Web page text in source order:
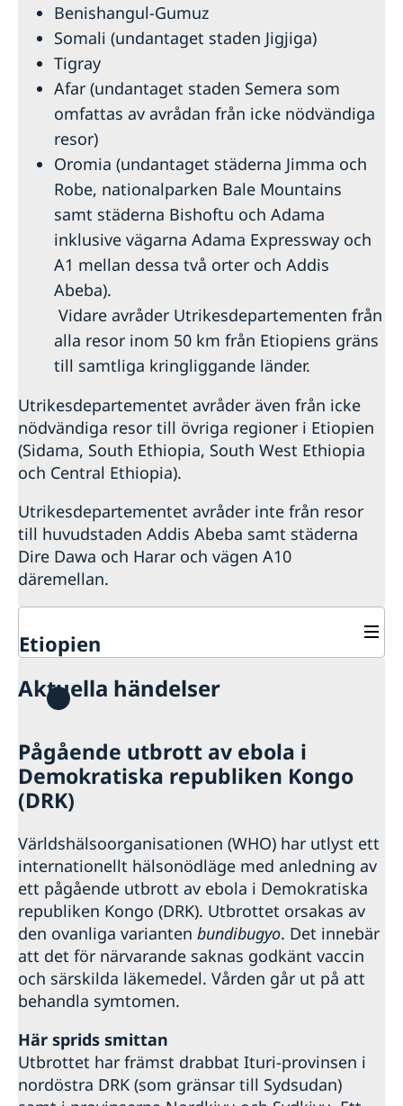
Benishangul-Gumuz
Somali (undantaget staden Jigjiga)
Tigray
Afar (undantaget staden Semera som
omfattas av avrådan från icke nödvändiga
resor)
Oromia (undantaget städerna Jimma och
Robe, nationalparken Bale Mountains
samt städerna Bishoftu och Adama
inklusive vägarna Adama Expressway och
A1 mellan dessa två orter och Addis
Abeba).
Vidare avråder Utrikesdepartementen från
alla resor inom 50 km från Etiopiens gräns
till samtliga kringliggande länder.
Utrikesdepartementet avråder även från icke
nödvändiga resor till övriga regioner i Etiopien
(Sidama, South Ethiopia, South West Ethiopia
och Central Ethiopia).
Utrikesdepartementet avråder inte från resor
till huvudstaden Addis Abeba samt städerna
Dire Dawa och Harar och vägen A10
däremellan.
Etiopien
Hjälp till svenskar i Etiopien
Pass i Etiopien
Förnyelse av pass för vuxna
Förnyelse av pass för barn under 18 år
Ansökan om första pass för barn under 18 år
Provisoriskt pass
Samordningsnummer
Svenskt medborgarskap i Etiopien
Dubbelt medborgarskap
Avgifter i Etiopien
Gifta sig i Etiopien
Legaliseringar i Etiopien
Ambassadens reseinformation
Aktuella händelser
Allmänna säkerhetsläget
Naturförhållanden och katastrofer
In- och utresebestämmelser
Hälso- och sjukvård
Lokala lagar och sedvänjor
Kriminalitet och personlig säkerhet
Trafiksäkerhet
Resa i landet
Om olyckan är framme
Affärer och handel med Etiopien
Stöd till svenska företag
Stöd till etiopiska företag
Utvecklingssamarbete
Regionalt utvecklingssamarbete
Openaid
Demokrati
Korruption
Aktuella händelser
Pågående utbrott av ebola i
Demokratiska republiken Kongo
(DRK)
Världshälsoorganisationen (WHO) har utlyst ett
internationellt hälsonödläge med anledning av
ett pågående utbrott av ebola i Demokratiska
republiken Kongo (DRK). Utbrottet orsakas av
den ovanliga varianten bundibugyo. Det innebär
att det för närvarande saknas godkänt vaccin
och särskilda läkemedel. Vården går ut på att
behandla symtomen.
Här sprids smittan
Utbrottet har främst drabbat Ituri-provinsen i
nordöstra DRK (som gränsar till Sydsudan)